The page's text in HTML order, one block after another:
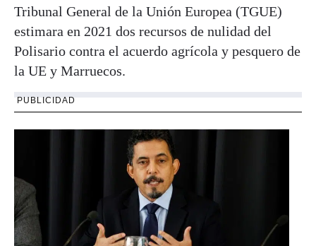
Tribunal General de la Unión Europea (TGUE)
estimara en 2021 dos recursos de nulidad del
Polisario contra el acuerdo agrícola y pesquero de
la UE y Marruecos.
PUBLICIDAD